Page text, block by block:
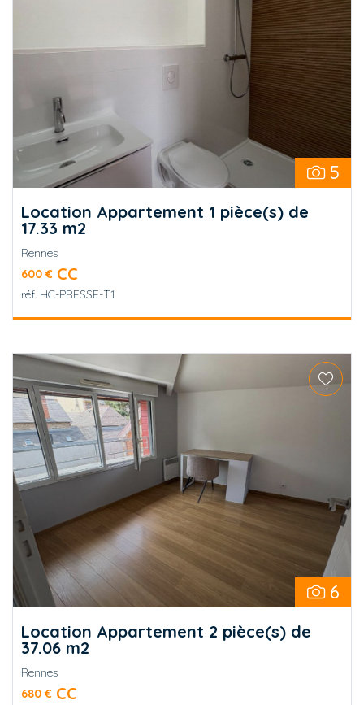
5
Location Appartement 1 pièce(s) de
17.33 m2
Rennes
600 € CC
réf. HC-PRESSE-T1
6
Location Appartement 2 pièce(s) de
37.06 m2
Rennes
680 € CC